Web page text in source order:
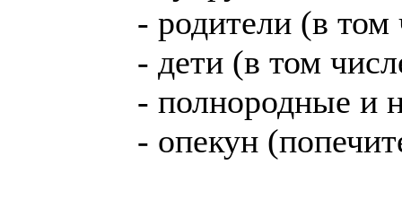
- родители (в
- дети (в том
- полнородные и
- опекун